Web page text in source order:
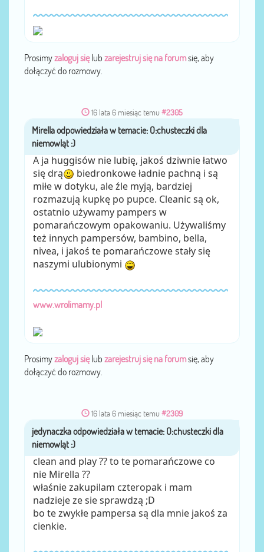
Prosimyzaloguj sięlub zarejestruj się na forumsię, aby
dołączyć do rozmowy.
16 lata 6 miesiąc temu #2305
przezMirella
A ja huggisów nie lubię, jakoś dziwnie łatwo
się drą
biedronkowe ładnie pachną i są
miłe w dotyku, ale źle myją, bardziej
rozmazują kupkę po pupce. Cleanic są ok,
ostatnio używamy pampers w
pomarańczowym opakowaniu. Używaliśmy
też innych pampersów, bambino, bella,
nivea, i jakoś te pomarańczowe stały się
naszymi ulubionymi
www.wrolimamy.pl
Prosimyzaloguj sięlub zarejestruj się na forumsię, aby
dołączyć do rozmowy.
16 lata 6 miesiąc temu #2309
przezjedynaczka
clean and play ?? to te pomarańczowe co
nie Mirella ??
właśnie zakupilam czteropak i mam
nadzieje ze sie sprawdzą ;D
bo te zwykłe pampersa są dla mnie jakoś za
cienkie.